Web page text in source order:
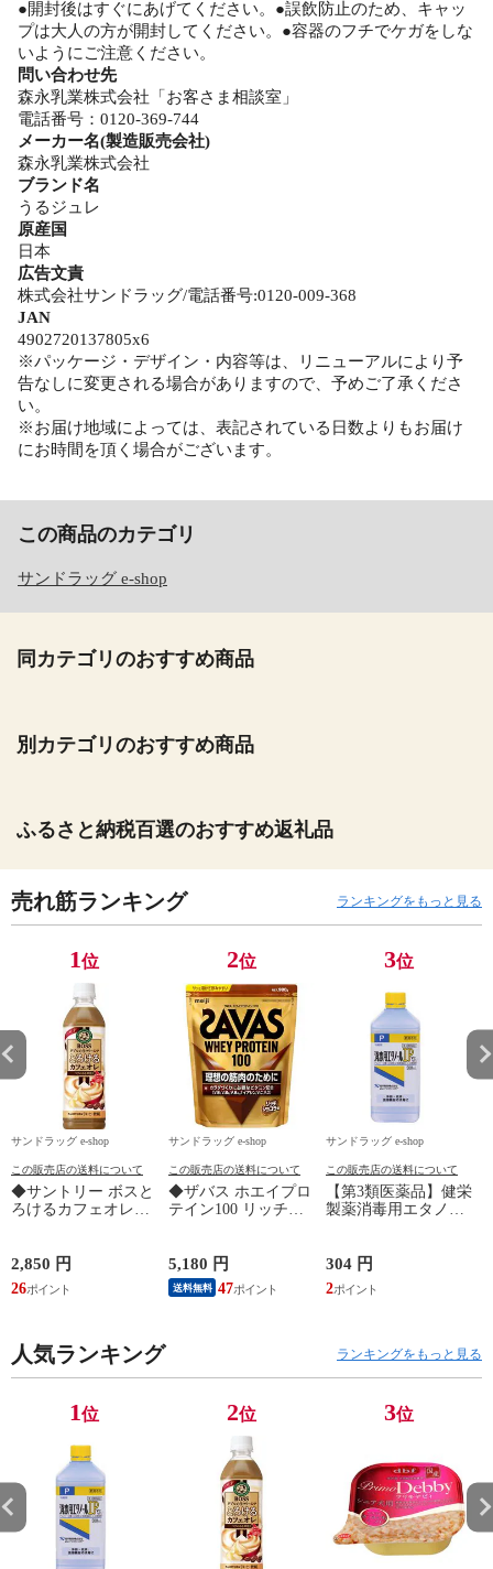
●開封後はすぐにあげてください。●誤飲防止のため、キャッ
プは大人の方が開封してください。●容器のフチでケガをしな
いようにご注意ください。
問い合わせ先
森永乳業株式会社「お客さま相談室」
電話番号：0120‐369‐744
メーカー名(製造販売会社)
森永乳業株式会社
ブランド名
うるジュレ
原産国
日本
広告文責
株式会社サンドラッグ/電話番号:0120-009-368
JAN
4902720137805x6
※パッケージ・デザイン・内容等は、リニューアルにより予
告なしに変更される場合がありますので、予めご了承くださ
い。
※お届け地域によっては、表記されている日数よりもお届け
にお時間を頂く場合がございます。
この商品のカテゴリ
サンドラッグ e-shop
同カテゴリのおすすめ商品
別カテゴリのおすすめ商品
ふるさと納税百選のおすすめ返礼品
売れ筋ランキング ランキングをもっと見る
1位
サンドラッグ e-shop
この販売店の送料について
◆サントリー ボスと
ろけるカフェオレ
2,850 円
26
2位
サンドラッグ e-shop
この販売店の送料について
◆ザバス ホエイプロ
テイン100 リッチシ
5,180 円
送料無料 47
3位
サンドラッグ e-shop
この販売店の送料について
【第3類医薬品】健栄
製薬消毒用エタノー
304 円
2
人気ランキング ランキングをもっと見る
1位 2位 3位